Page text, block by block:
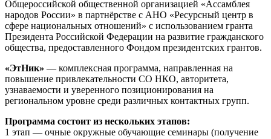
Общероссийской общественной организацией «Ассамблея
народов России» в партнёрстве с АНО «Ресурсный центр в
сфере национальных отношений» с использованием гранта
Президента Российской Федерации на развитие гражданского
общества, предоставленного Фондом президентских грантов.
«ЭтНик» — комплексная программа, направленная на
повышение привлекательности СО НКО, авторитета,
узнаваемости и уверенного позиционирования на
региональном уровне среди различных контактных групп.
Программа состоит из нескольких этапов:
1 этап — очные окружные обучающие семинары (получение